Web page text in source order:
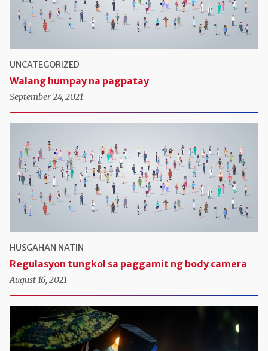
UNCATEGORIZED
Walang humpay na pagpatay
September 24, 2021
HUSGAHAN NATIN
Regulasyon tungkol sa paggamit ng body camera
August 16, 2021